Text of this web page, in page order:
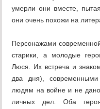
умерли они вместе,
они очень похожи на
Персонажами
старики, а молодые
Люся. Их встреча и
два дня),
людям на войне и не
личных дел. Оба